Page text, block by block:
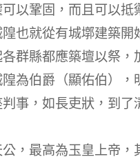
以鞏固，而且可以抵
也就從有城墎建築開
群縣都應築壇以祭，
為伯爵（顯佑伯）
事，如長吏狀，到了
，最高為玉皇上帝，